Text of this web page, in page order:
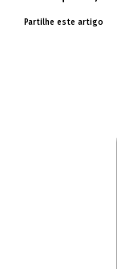
Partilhe este artigo